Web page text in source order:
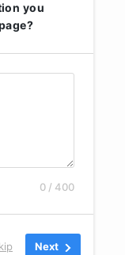
9
23
you
0 / 400
Next